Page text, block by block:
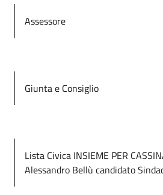
Assessore
Giunta e Consiglio
Lista Civica INSIEME PER
Alessandro Bellù candidato